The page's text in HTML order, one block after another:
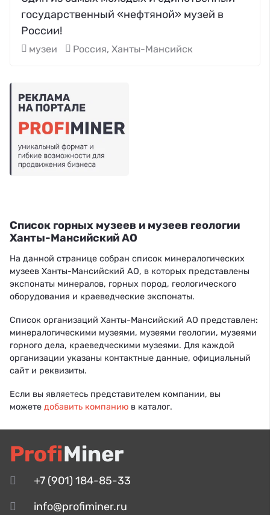
государственный «нефтяной» музей в
России!
музеи Россия, Ханты-Мансийск
Список горных музеев и музеев геологии
Ханты-Мансийский АО
На данной странице собран список минералогических
музеев Ханты-Мансийский АО, в которых представлены
экспонаты минералов, горных пород, геологического
оборудования и краеведческие экспонаты.
Список организаций Ханты-Мансийский АО представлен:
минералогическими музеями, музеями геологии, музеями
горного дела, краеведческими музеями. Для каждой
организации указаны контактные данные, официальный
сайт и реквизиты.
Если вы являетесь представителем компании, вы
можете добавить компанию в каталог.
ProfiMiner
+7 (901) 184-85-33
info@profiminer.ru